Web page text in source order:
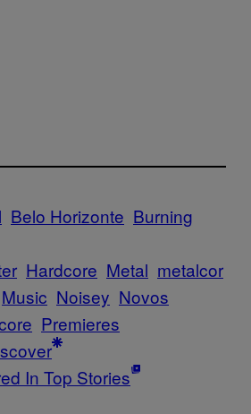
Belo Horizonte Burning
Hardcore Metal metalcor
Music Noisey Novos
Premieres
In Top Stories